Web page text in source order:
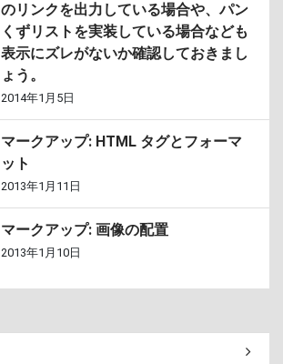
のリンクを出力している場合や、パン
くずリストを実装している場合なども
表示にズレがないか確認しておきまし
ょう。
2014年1月5日
マークアップ: HTML タグとフォーマ
ット
2013年1月11日
マークアップ: 画像の配置
2013年1月10日